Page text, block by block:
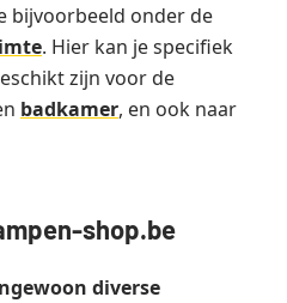
bijvoorbeeld onder de
. Hier kan je specifiek
zijn voor de
badkamer, en ook naar
shop.be
diverse